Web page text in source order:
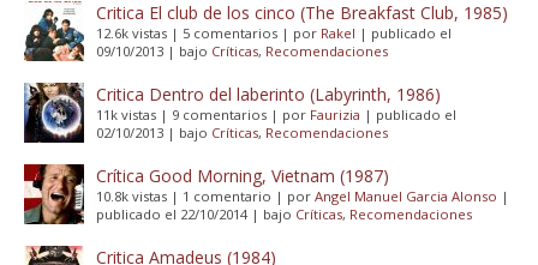
Critica El club de los cinco (The Breakfast Club, 1985)
12.6k vistas | 5 comentarios | por Rakel | publicado el
09/10/2013 | bajo Críticas, Recomendaciones
Critica Dentro del laberinto (Labyrinth, 1986)
11k vistas | 9 comentarios | por Faurizia | publicado el
02/10/2013 | bajo Críticas, Recomendaciones
Crítica Good Morning, Vietnam (1987)
10.8k vistas | 1 comentario | por Angel Manuel Garcia Alonso |
publicado el 22/10/2014| bajo Críticas, Recomendaciones
Critica Amadeus (1984)